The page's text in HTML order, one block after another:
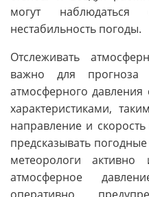
могут
нестабильность погоды.
Отслеживать
важно для прогноза
атмосферного
характеристиками,
направление и
предсказывать
метеорологи
атмосферное